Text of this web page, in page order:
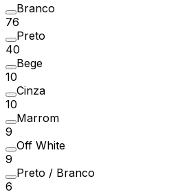
Branco
76
Preto
40
Bege
10
Cinza
10
Marrom
9
Off White
9
Preto / Branco
6